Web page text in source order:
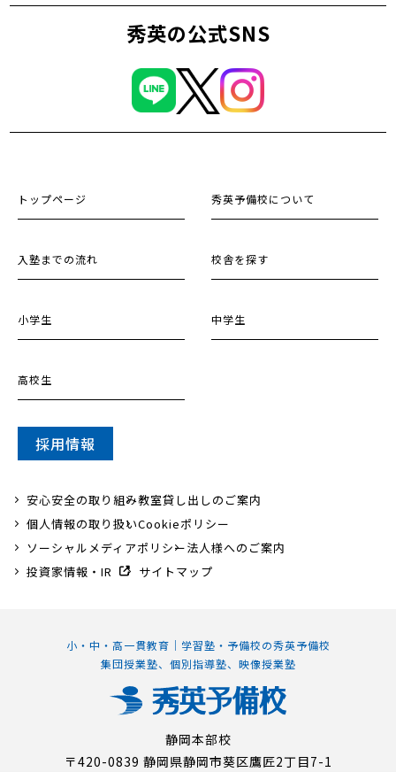
秀英の公式SNS
小・中・高一貫教育｜学習塾・予備校の秀英予備校
集団授業塾、個別指導塾、映像授業塾
静岡本部校
〒420-0839 静岡県静岡市葵区鷹匠2丁目7-1
トップページ 秀英予備校について
入塾までの流れ 校舎を探す
小学生 中学生
高校生
採用情報
安心安全の取り組み教室貸し出しのご案内
個人情報の取り扱いCookieポリシー
ソーシャルメディアポリシー法人様へのご案内
投資家情報・IR
サイトマップ